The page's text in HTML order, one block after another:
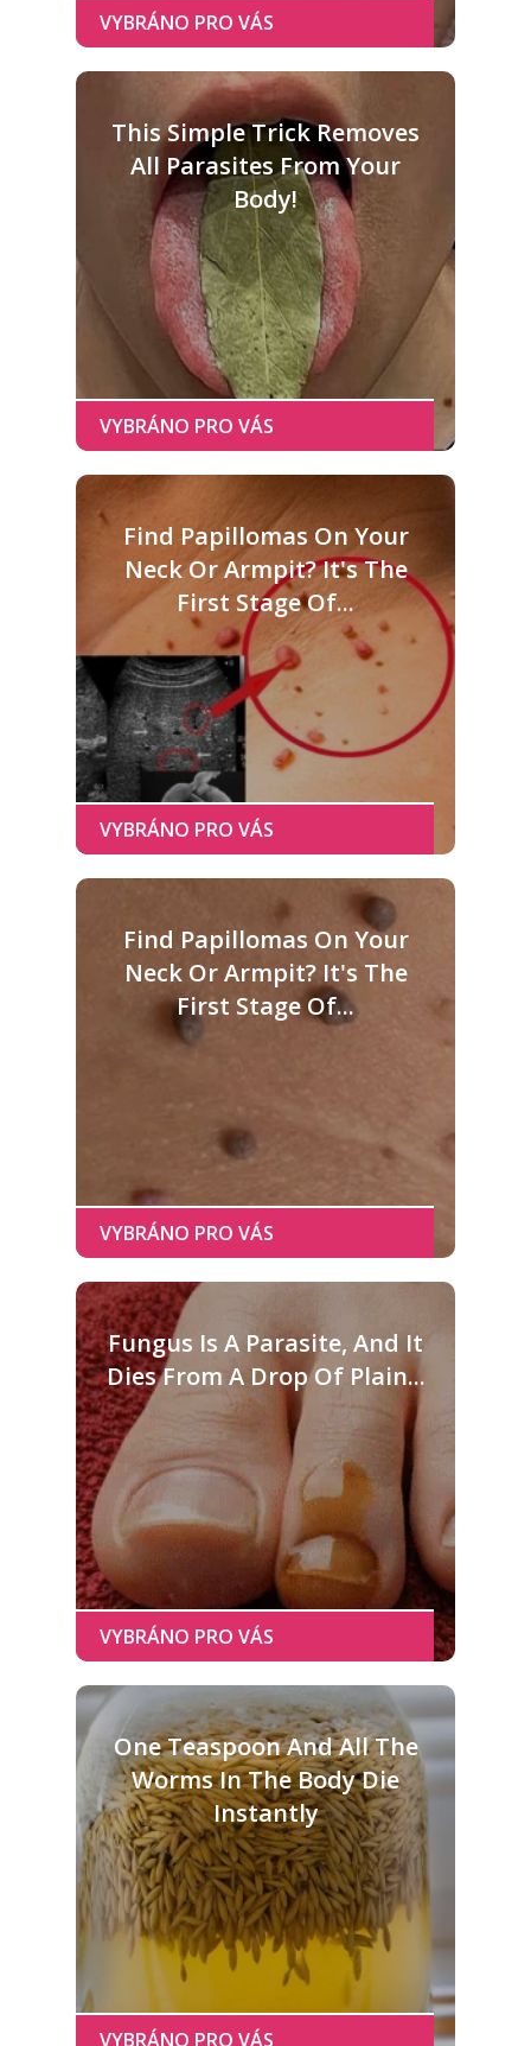
This Simple Trick Removes
All Parasites From Your
Body!
Find Papillomas On Your
Neck Or Armpit? It's The
First Stage Of...
Find Papillomas On Your
Neck Or Armpit? It's The
First Stage Of...
Fungus Is A Parasite, And It
Dies From A Drop Of Plain...
One Teaspoon And All The
Worms In The Body Die
Instantly